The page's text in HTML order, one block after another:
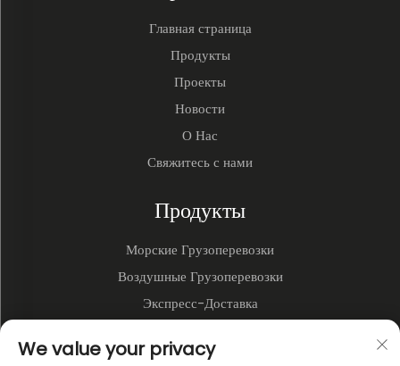
Главная страница
Продукты
Проекты
Новости
О Нас
Свяжитесь с нами
Продукты
Морские Грузоперевозки
Воздушные Грузоперевозки
Экспресс-Доставка
Наземные Перевозки
We value your privacy